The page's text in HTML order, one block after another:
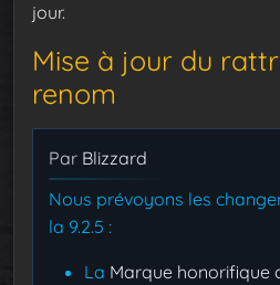
jour.
Mise à jour du
renom
Par Blizzard
Nous prévoyons les
la 9.2.5 :
La Marque honorifique